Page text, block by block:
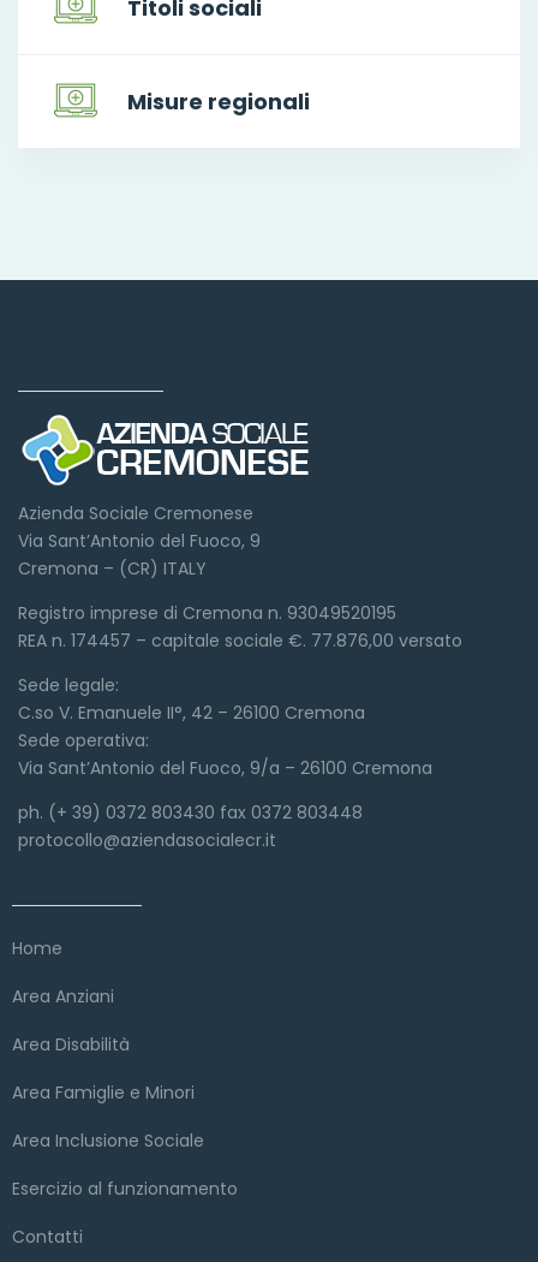
Titoli sociali
Misure regionali
Azienda Sociale Cremonese
Via Sant’Antonio del Fuoco, 9
Cremona – (CR) ITALY
Registro imprese di Cremona n. 93049520195
REA n. 174457 – capitale sociale €. 77.876,00 versato
Sede legale:
C.so V. Emanuele II°, 42 – 26100 Cremona
Sede operativa:
Via Sant’Antonio del Fuoco, 9/a – 26100 Cremona
ph. (+ 39) 0372 803430 fax 0372 803448
protocollo@aziendasocialecr.it
Home
Area Anziani
Area Disabilità
Area Famiglie e Minori
Area Inclusione Sociale
Esercizio al funzionamento
Contatti